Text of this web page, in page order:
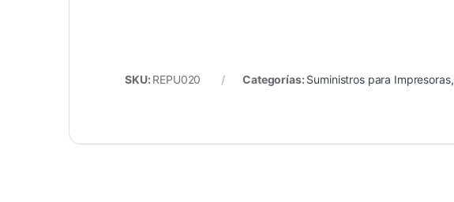
SKU: REPU020 Categorías: Suministros para Impresoras,